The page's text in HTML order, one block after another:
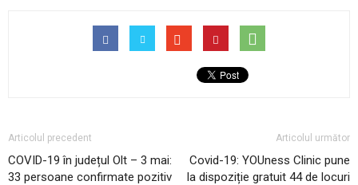
Articolul precedent
COVID-19 în județul Olt – 3 mai:
33 persoane confirmate pozitiv
Articolul următor
Covid-19: YOUness Clinic pune
la dispoziție gratuit 44 de locuri